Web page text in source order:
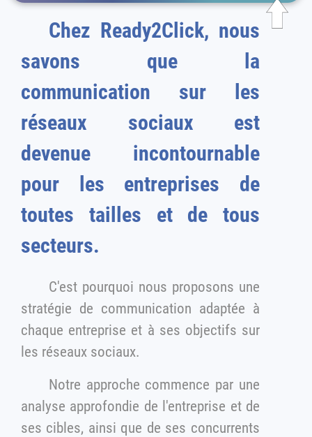
Chez Ready2Click, nous
savons que la
communication sur les
réseaux sociaux est
devenue incontournable
pour les entreprises de
toutes tailles et de tous
secteurs.
C'est pourquoi nous proposons une
stratégie de communication adaptée à
chaque entreprise et à ses objectifs sur
les réseaux sociaux.
Notre approche commence par une
analyse approfondie de l'entreprise et de
ses cibles, ainsi que de ses concurrents